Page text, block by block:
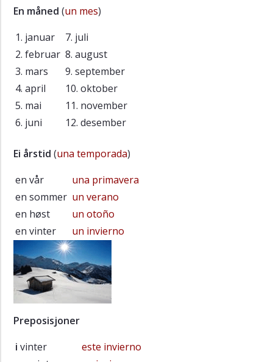
En måned (un mes)
1. januar
7. juli
2. februar 8. august
3. mars
9. september
4. april
10. oktober
5. mai
11. november
6. juni
12. desember
Ei årstid (una temporada)
en vår
una primavera
en sommer un verano
en høst
un otoño
en vinter
un invierno
Preposisjoner
i vinter
este invierno